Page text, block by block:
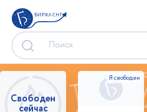
БИРЖА СНГ
Свободен
сейчас